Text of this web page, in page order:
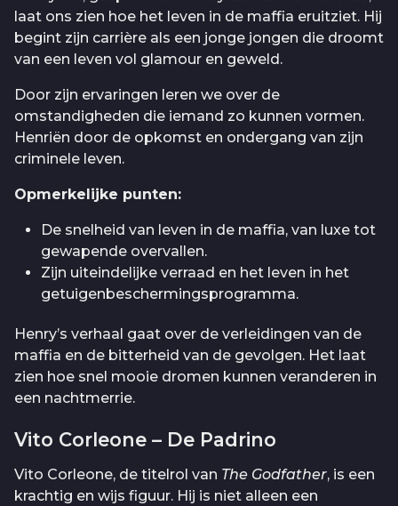
laat ons zien hoe het leven in de maffia eruitziet. Hij
begint zijn carrière als een jonge jongen die droomt
van een leven vol glamour en geweld.
Door zijn ervaringen leren we over de
omstandigheden die iemand zo kunnen vormen.
Henriën door de opkomst en ondergang van zijn
criminele leven.
Opmerkelijke punten:
De snelheid van leven in de maffia, van luxe tot
gewapende overvallen.
Zijn uiteindelijke verraad en het leven in het
getuigenbeschermingsprogramma.
Henry’s verhaal gaat over de verleidingen van de
maffia en de bitterheid van de gevolgen. Het laat
zien hoe snel mooie dromen kunnen veranderen in
een nachtmerrie.
Vito Corleone – De Padrino
Vito Corleone, de titelrol van The Godfather, is een
krachtig en wijs figuur. Hij is niet alleen een